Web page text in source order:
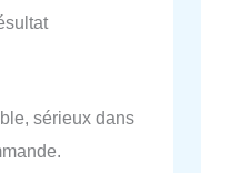
sérieux dans